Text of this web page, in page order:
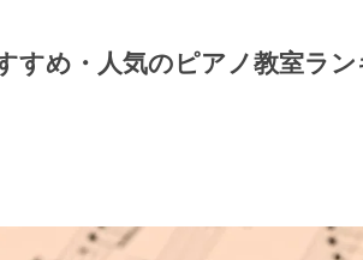
すめ・人気のピアノ教室ラン